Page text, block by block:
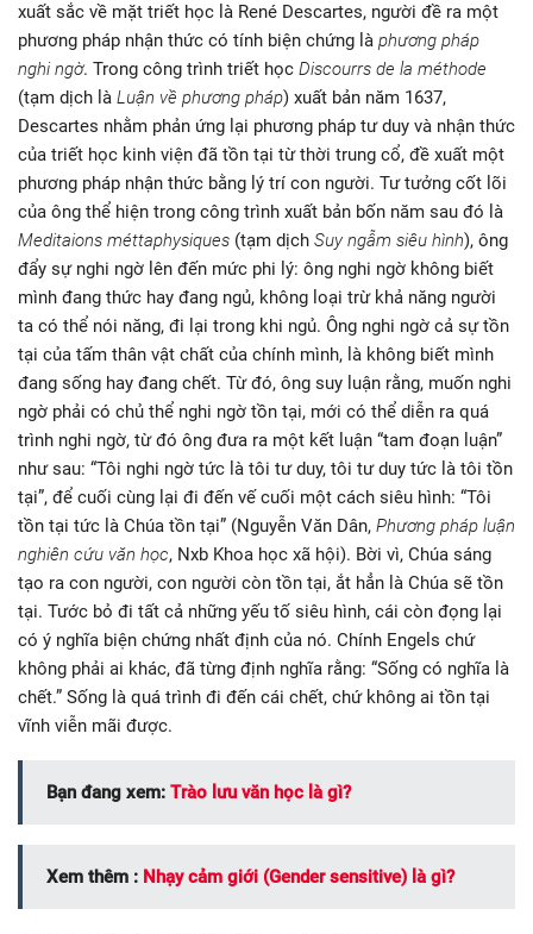
xuất sắc về mặt triết học là René Descartes, người đề ra một
phương pháp nhận thức có tính biện chứng là phương pháp
nghi ngờ. Trong công trình triết học Discourrs de la méthode
(tạm dịch là Luận về phương pháp) xuất bản năm 1637,
Descartes nhằm phản ứng lại phương pháp tư duy và nhận thức
của triết học kinh viện đã tồn tại từ thời trung cổ, đề xuất một
phương pháp nhận thức bằng lý trí con người. Tư tưởng cốt lõi
của ông thể hiện trong công trình xuất bản bốn năm sau đó là
Meditaions méttaphysiques (tạm dịch Suy ngẫm siêu hình), ông
đẩy sự nghi ngờ lên đến mức phi lý: ông nghi ngờ không biết
mình đang thức hay đang ngủ, không loại trừ khả năng người
ta có thể nói năng, đi lại trong khi ngủ. Ông nghi ngờ cả sự tồn
tại của tấm thân vật chất của chính mình, là không biết mình
đang sống hay đang chết. Từ đó, ông suy luận rằng, muốn nghi
ngờ phải có chủ thể nghi ngờ tồn tại, mới có thể diễn ra quá
trình nghi ngờ, từ đó ông đưa ra một kết luận “tam đoạn luận”
như sau: “Tôi nghi ngờ tức là tôi tư duy, tôi tư duy tức là tôi tồn
tại”, để cuối cùng lại đi đến vế cuối một cách siêu hình: “Tôi
tồn tại tức là Chúa tồn tại” (Nguyễn Văn Dân, Phương pháp luận
nghiên cứu văn học, Nxb Khoa học xã hội). Bời vì, Chúa sáng
tạo ra con người, con người còn tồn tại, ắt hẳn là Chúa sẽ tồn
tại. Tước bỏ đi tất cả những yếu tố siêu hình, cái còn đọng lại
có ý nghĩa biện chứng nhất định của nó. Chính Engels chứ
không phải ai khác, đã từng định nghĩa rằng: “Sống có nghĩa là
chết.” Sống là quá trình đi đến cái chết, chứ không ai tồn tại
vĩnh viễn mãi được.
Bạn đang xem: Trào lưu văn học là gì?
Xem thêm : Nhạy cảm giới (Gender sensitive) là gì?